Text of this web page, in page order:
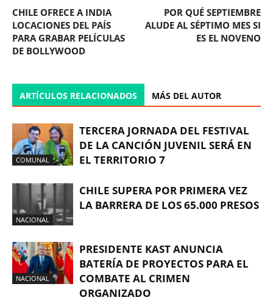
CHILE OFRECE A INDIA
LOCACIONES DEL PAÍS
PARA GRABAR PELÍCULAS
DE BOLLYWOOD
POR QUÉ SEPTIEMBRE
ALUDE AL SÉPTIMO MES SI
ES EL NOVENO
ARTÍCULOS RELACIONADOS MÁS DEL AUTOR
COMUNAL
TERCERA JORNADA DEL FESTIVAL
DE LA CANCIÓN JUVENIL SERÁ EN
EL TERRITORIO 7
NACIONAL
CHILE SUPERA POR PRIMERA VEZ
LA BARRERA DE LOS 65.000 PRESOS
NACIONAL
PRESIDENTE KAST ANUNCIA
BATERÍA DE PROYECTOS PARA EL
COMBATE AL CRIMEN
ORGANIZADO